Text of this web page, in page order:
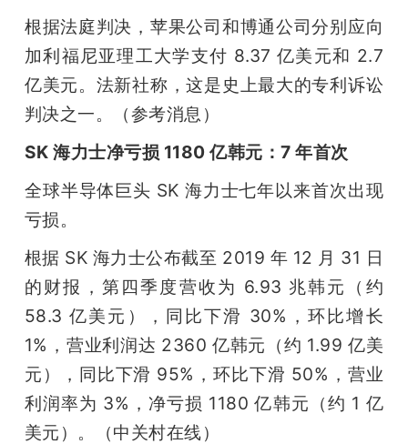
根据法庭判决，苹果公司和博通公司分别应向
加利福尼亚理工大学支付 8.37 亿美元和 2.7
亿美元。法新社称，这是史上最大的专利诉讼
判决之一。（参考消息）
SK 海力士净亏损 1180 亿韩元：7 年首次
全球半导体巨头 SK 海力士七年以来首次出现
亏损。
根据 SK 海力士公布截至 2019 年 12 月 31 日
的财报，第四季度营收为 6.93 兆韩元（约
58.3 亿美元），同比下滑 30%，环比增长
1%，营业利润达 2360 亿韩元（约 1.99 亿美
元），同比下滑 95%，环比下滑 50%，营业
利润率为 3%，净亏损 1180 亿韩元（约 1 亿
美元）。（中关村在线）